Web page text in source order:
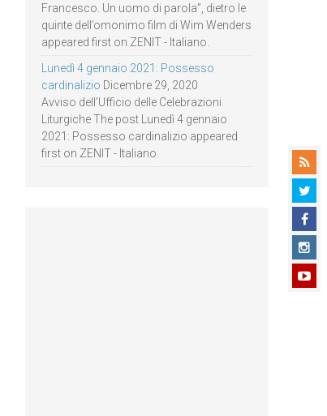
Francesco. Un uomo di parola”, dietro le
quinte dell’omonimo film di Wim Wenders
appeared first on ZENIT - Italiano.
Lunedì 4 gennaio 2021: Possesso
cardinalizio Dicembre 29, 2020
Avviso dell’Ufficio delle Celebrazioni
Liturgiche The post Lunedì 4 gennaio
2021: Possesso cardinalizio appeared
first on ZENIT - Italiano.